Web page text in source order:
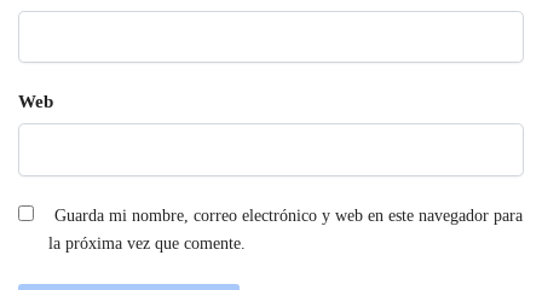
Web
Guarda mi nombre, correo electrónico y web en este navegador para
la próxima vez que comente.